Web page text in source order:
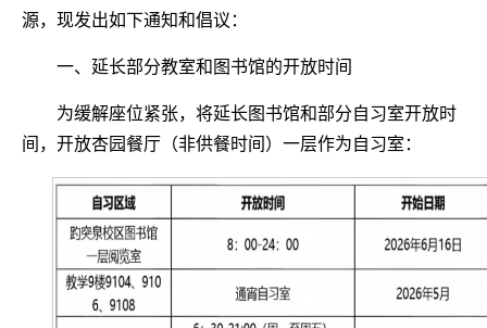
源，现发出如下通知和倡议：
一、延长部分教室和图书馆的开放时间
为缓解座位紧张，将延长图书馆和部分自习室开放时
间，开放杏园餐厅（非供餐时间）一层作为自习室：